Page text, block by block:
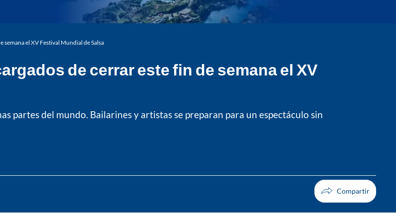
semana el XV Festival Mundial de Salsa
de cerrar este fin de semana el XV
partes del mundo. Bailarines y artistas se preparan para un espectáculo sin